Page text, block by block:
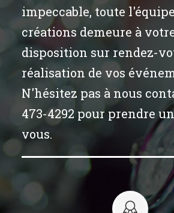
impeccable, toute
créations demeure à
disposition sur rendez-
réalisation de vos
N'hésitez pas à nous
473-4292 pour prendre
vous.